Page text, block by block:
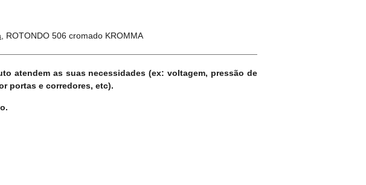
, ROTONDO 506 cromado KROMMA
atendem as suas necessidades (ex: voltagem, pressão de
portas e corredores, etc).